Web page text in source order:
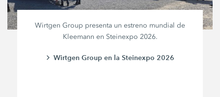
Wirtgen Group presenta un estreno mundial de
Kleemann en Steinexpo 2026.
Wirtgen Group en la Steinexpo 2026